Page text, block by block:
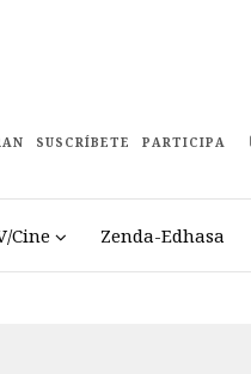
SUSCRÍBETE PARTICIPA
Cine Zenda-Edhasa